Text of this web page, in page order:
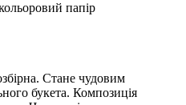
папір
Стане чудовим
букета. Композиція